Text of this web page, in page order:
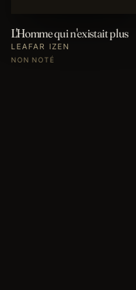
L'Homme qui n'existait plus
LEAFAR IZEN
NON NOTÉ